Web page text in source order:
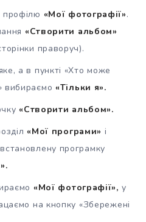
профілю «Мої фотографії».
«Створити альбом»
праворуч).
а в пункті «Хто може
вибираємо «Тільки я».
«Створити альбом».
«Мої програми» і
програмку
«Мої фотографії», у
на кнопку «Збережені